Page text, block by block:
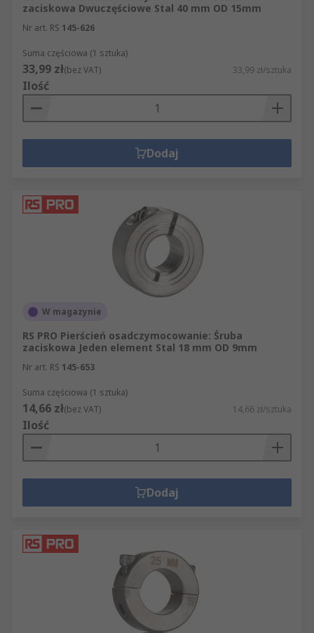
zaciskowa Dwuczęściowe Stal 40 mm OD 15mm
Nr art. RS 145-626
Suma częściowa (1 sztuka)
33,99 zł(bez VAT) 33,99 zł/sztuka
Ilość
Dodaj
W magazynie
RS PRO Pierścień osadczymocowanie: Śruba
zaciskowa Jeden element Stal 18 mm OD 9mm
Nr art. RS 145-653
Suma częściowa (1 sztuka)
14,66 zł(bez VAT) 14,66 zł/sztuka
Ilość
Dodaj